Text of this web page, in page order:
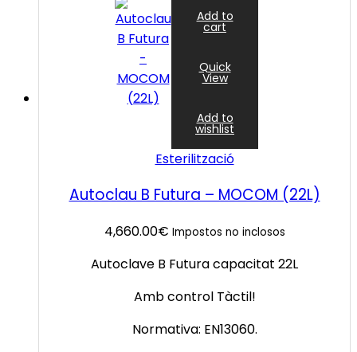
Add to
cart
Quick
View
Add to
wishlist
Esterilització
Autoclau B Futura – MOCOM (22L)
4,660.00€ Impostos no inclosos
Autoclave B Futura capacitat 22L
Amb control Tàctil!
Normativa: EN13060.